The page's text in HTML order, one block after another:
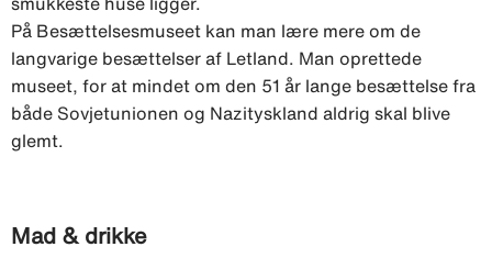
På Besættelsesmuseet kan man lære mere om de
langvarige besættelser af Letland. Man oprettede
museet, for at mindet om den 51 år lange besættelse fra
både Sovjetunionen og Nazityskland aldrig skal blive
glemt.
Mad & drikke